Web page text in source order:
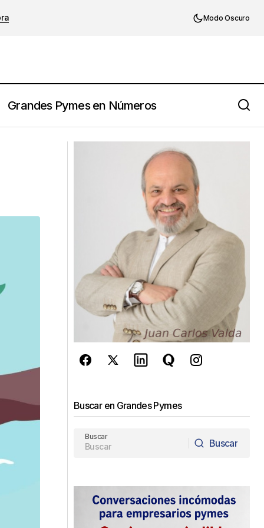
Modo Oscuro
Grandes Pymes en Números
Pymes: el tema no es crecer sino
Buscar en Grandes Pymes
Buscar
Buscar